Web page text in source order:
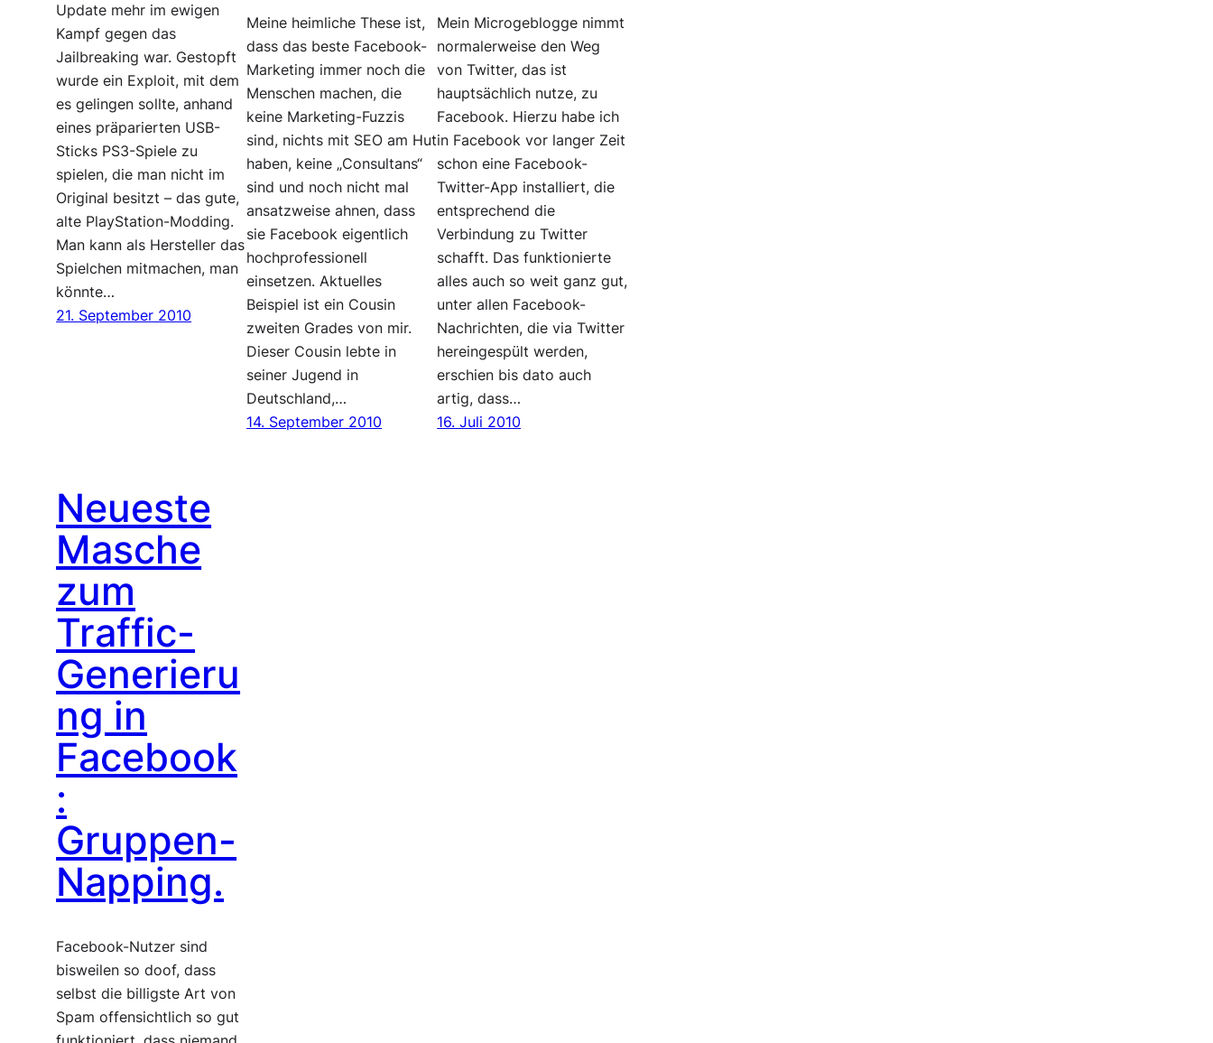
Update mehr im ewigen
Kampf gegen das
Jailbreaking war. Gestopft
wurde ein Exploit, mit dem
es gelingen sollte, anhand
eines präparierten USB-
Sticks PS3-Spiele zu
spielen, die man nicht im
Original besitzt – das gute,
alte PlayStation-Modding.
Man kann als Hersteller das
Spielchen mitmachen, man
könnte…
21. September 2010
Meine heimliche These ist,
dass das beste Facebook-
Marketing immer noch die
Menschen machen, die
keine Marketing-Fuzzis
sind, nichts mit SEO am Hut
haben, keine „Consultans“
sind und noch nicht mal
ansatzweise ahnen, dass
sie Facebook eigentlich
hochprofessionell
einsetzen. Aktuelles
Beispiel ist ein Cousin
zweiten Grades von mir.
Dieser Cousin lebte in
seiner Jugend in
Deutschland,…
14. September 2010
Mein Microgeblogge nimmt
normalerweise den Weg
von Twitter, das ist
hauptsächlich nutze, zu
Facebook. Hierzu habe ich
in Facebook vor langer Zeit
schon eine Facebook-
Twitter-App installiert, die
entsprechend die
Verbindung zu Twitter
schafft. Das funktionierte
alles auch so weit ganz gut,
unter allen Facebook-
Nachrichten, die via Twitter
hereingespült werden,
erschien bis dato auch
artig, dass…
16. Juli 2010
Neueste
Masche
zum
Traffic-
Generieru
ng in
Facebook
:
Gruppen-
Napping.
Facebook-Nutzer sind
bisweilen so doof, dass
selbst die billigste Art von
Spam offensichtlich so gut